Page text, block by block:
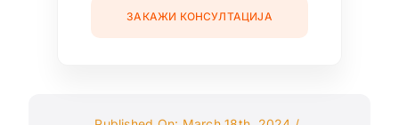
ЗАКАЖИ КОНСУЛТАЦИЈА